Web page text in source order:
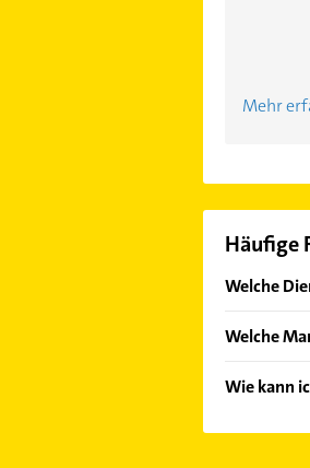
Mehr
Häufige
Welche
Welche
Wie kann